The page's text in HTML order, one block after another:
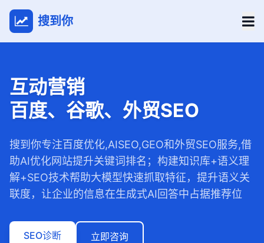
搜到你
互动营销
百度、谷歌、外贸SEO
搜到你专注百度优化,AISEO,GEO和外贸SEO服务,借
助AI优化网站提升关键词排名；构建知识库+语义理
解+SEO技术帮助大模型快速抓取特征，提升语义关
联度，让企业的信息在生成式AI回答中占据推荐位
SEO诊断 立即咨询